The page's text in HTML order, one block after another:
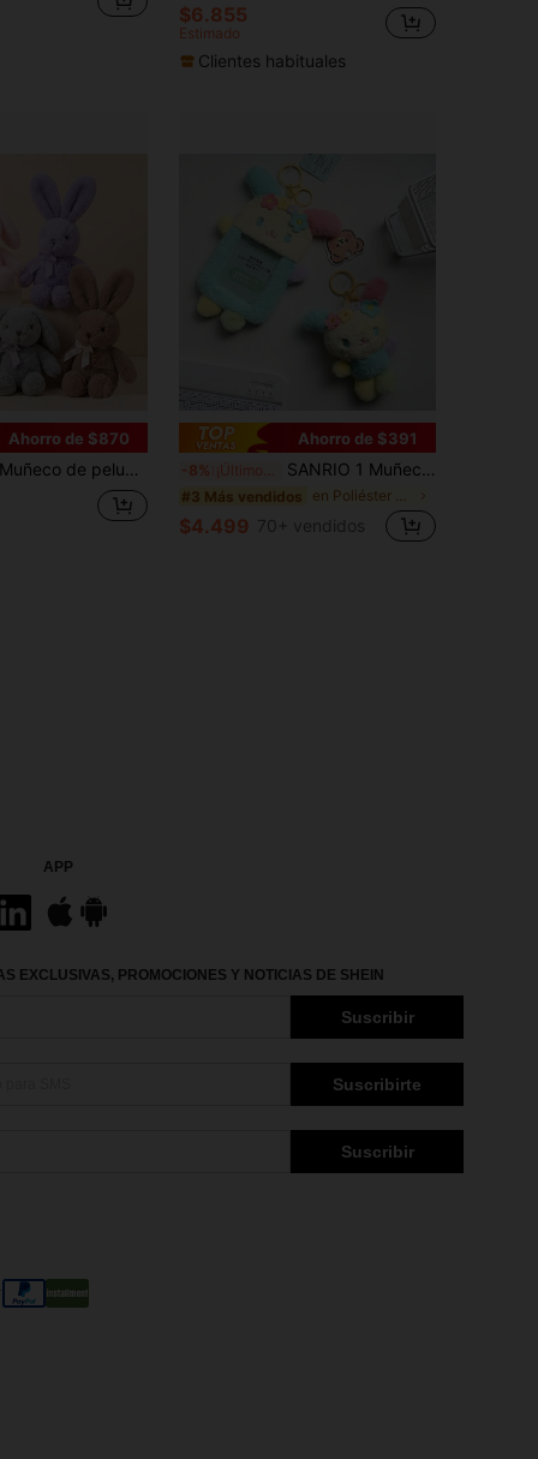
$6.855
Estimado
Clientes habituales
Ahorro de $870
Muñeco de peluche de conejo suave relleno | Lindo muñeco de conejo Jiminy de orejas caídas, fibra de poliéster, colores mixtos | Adecuado para guardería, hogar, decoración de dormitorio | Compañero de sueño abrazable, accesorio de viaje | Perfecto para regalos de cumpleaños, Pascua, aniversario
Ahorro de $391
-8% ¡Últimos 3 días SANRIO 1 Muñeco de Peluche de Conejito con Flor para Niños, Bolso de Tarjeta, Colgante de Muñeca Lindo, Regalo de Cumpleaños para Niña con Colgante de Bolso, Kawaii
#3 Más vendidos en Poliéster Colgantes de peluche para niños
$4.499 70+ vendidos
APP
EXCLUSIVAS, PROMOCIONES Y NOTICIAS DE SHEIN
Suscribir
Suscribirte
Suscribir